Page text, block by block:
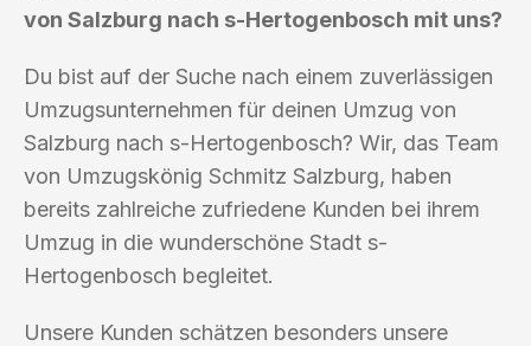
von Salzburg nach s-Hertogenbosch mit uns?
Du bist auf der Suche nach einem zuverlässigen
Umzugsunternehmen für deinen Umzug von
Salzburg nach s-Hertogenbosch? Wir, das Team
von Umzugskönig Schmitz Salzburg, haben
bereits zahlreiche zufriedene Kunden bei ihrem
Umzug in die wunderschöne Stadt s-
Hertogenbosch begleitet.
Unsere Kunden schätzen besonders unsere